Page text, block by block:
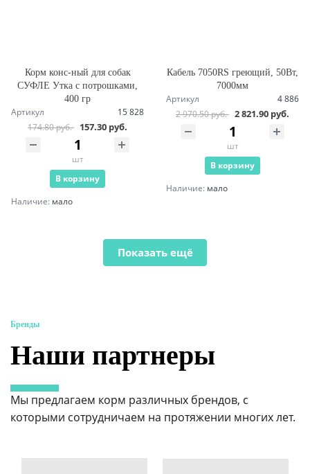
Корм конс-ный для собак
СУФЛЕ Утка с потрошками,
400 гр
Артикул
15 828
174.80 руб. 157.30 руб.
шт
В корзину
Наличие: мало
Кабель 7050RS греющий, 50Вт,
7000мм
Артикул
4 886
2 970.50 руб. 2 821.90 руб.
шт
В корзину
Наличие: мало
Показать ещё
Бренды
Наши партнеры
Мы предлагаем корм различных брендов, с
которыми сотрудничаем на протяжении многих лет.